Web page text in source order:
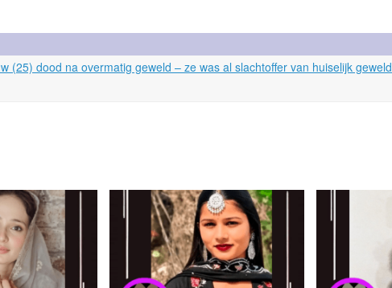
(25) dood na overmatig geweld – ze was al slachtoffer van huiselijk geweld